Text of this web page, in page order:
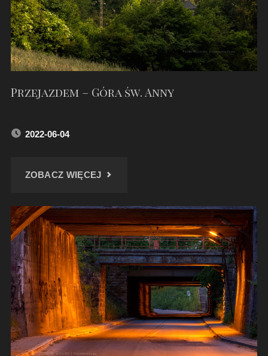
Przejazdem – Góra św. Anny
2022-06-04
ZOBACZ WIĘCEJ"PRZEJAZDEM
GÓRA
ŚW.
ANNY"